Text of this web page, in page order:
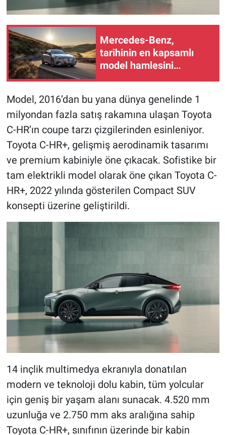
Mercedes-Benz,
tarihinin en kapsamlı
model hamlesini
Model, 2016’dan bu yana dünya genelinde 1
milyondan fazla satış rakamına ulaşan Toyota
C-HR’ın coupe tarzı çizgilerinden esinleniyor.
Toyota C-HR+, gelişmiş aerodinamik tasarımı
ve premium kabiniyle öne çıkacak. Sofistike bir
tam elektrikli model olarak öne çıkan Toyota C-
HR+, 2022 yılında gösterilen Compact SUV
konsepti üzerine geliştirildi.
14 inçlik multimedya ekranıyla donatılan
modern ve teknoloji dolu kabin, tüm yolcular
için geniş bir yaşam alanı sunacak. 4.520 mm
uzunluğa ve 2.750 mm aks aralığına sahip
Toyota C-HR+, sınıfının üzerinde bir kabin